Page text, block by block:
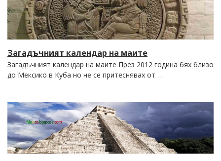
Загадъчният календар на маите
Загадъчният календар на маите През 2012 година бях близо
до Мексико в Куба но не се притеснявах от …